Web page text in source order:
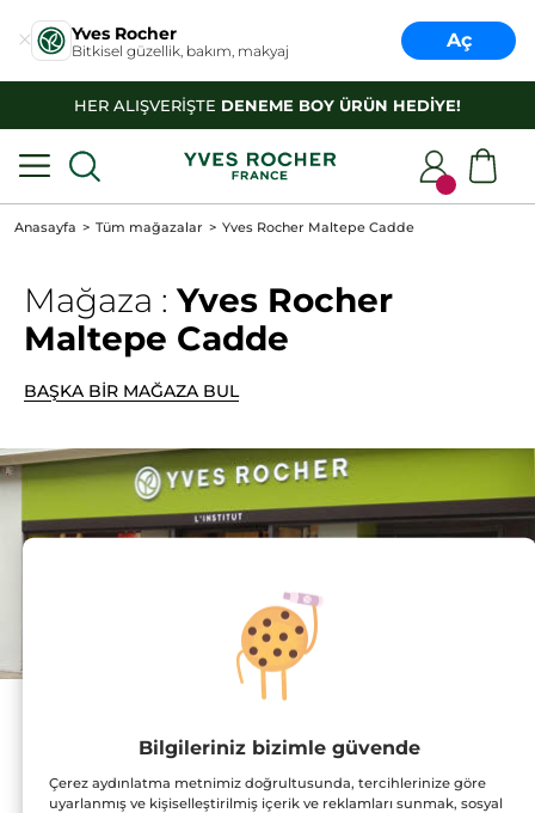
Yves Rocher
Bitkisel güzellik, bakım, makyaj Aç
HER ALIŞVERİŞTE DENEME BOY ÜRÜN HEDİYE!
Anasayfa Tüm mağazalar Yves Rocher Maltepe Cadde
Mağaza :Yves Rocher
Maltepe Cadde
BAŞKA BİR MAĞAZA BUL
Bağlarbaşı Mahallesi,
Bağdat Caddesi,
No:388/A
34844 Maltepe
HARİTADA GÖSTER
Bilgileriniz bizimle güvende
Çerez aydınlatma metnimiz doğrultusunda, tercihlerinize göre
uyarlanmış ve kişiselleştirilmiş içerik ve reklamları sunmak, sosyal